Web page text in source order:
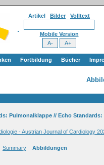
Artikel Bilder Volltext
Mobile Version
Fortbildung Bücher
Pulmonalklappe // Echo Standards:
- Austrian Journal of Cardiology
Summary Abbildungen